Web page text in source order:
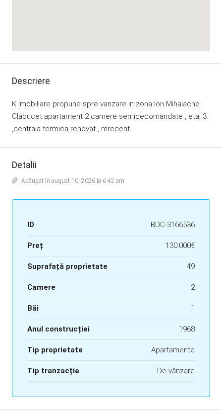
Descriere
K Imobiliare propune spre vanzare in zona Ion Mihalache
Clabucet apartament 2 camere semidecomandate , etaj 3
,centrala termica renovat , mrecent.
Detalii
Adăugat în august 10, 2026 la 6:42 am
ID BDC-3166536
Preț 130.000€
Suprafață proprietate 49
Camere 2
Băi 1
Anul construcției 1968
Tip proprietate Apartamente
Tip tranzacție De vânzare